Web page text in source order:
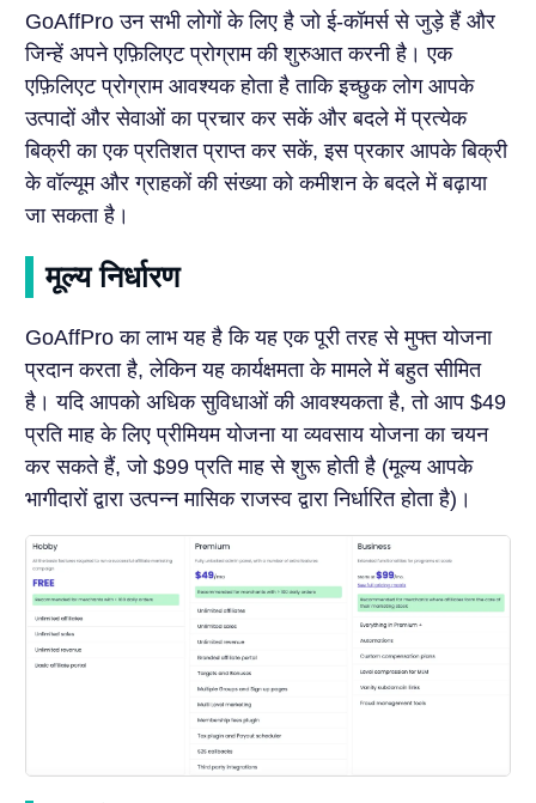
GoAffPro उन सभी लोगों के लिए है जो ई-कॉमर्स से जुड़े हैं और
जिन्हें अपने एफ़िलिएट प्रोग्राम की शुरुआत करनी है। एक
एफ़िलिएट प्रोग्राम आवश्यक होता है ताकि इच्छुक लोग आपके
उत्पादों और सेवाओं का प्रचार कर सकें और बदले में प्रत्येक
बिक्री का एक प्रतिशत प्राप्त कर सकें, इस प्रकार आपके बिक्री
के वॉल्यूम और ग्राहकों की संख्या को कमीशन के बदले में बढ़ाया
जा सकता है।
मूल्य निर्धारण
GoAffPro का लाभ यह है कि यह एक पूरी तरह से मुफ्त योजना
प्रदान करता है, लेकिन यह कार्यक्षमता के मामले में बहुत सीमित
है। यदि आपको अधिक सुविधाओं की आवश्यकता है, तो आप $49
प्रति माह के लिए प्रीमियम योजना या व्यवसाय योजना का चयन
कर सकते हैं, जो $99 प्रति माह से शुरू होती है (मूल्य आपके
भागीदारों द्वारा उत्पन्न मासिक राजस्व द्वारा निर्धारित होता है)।